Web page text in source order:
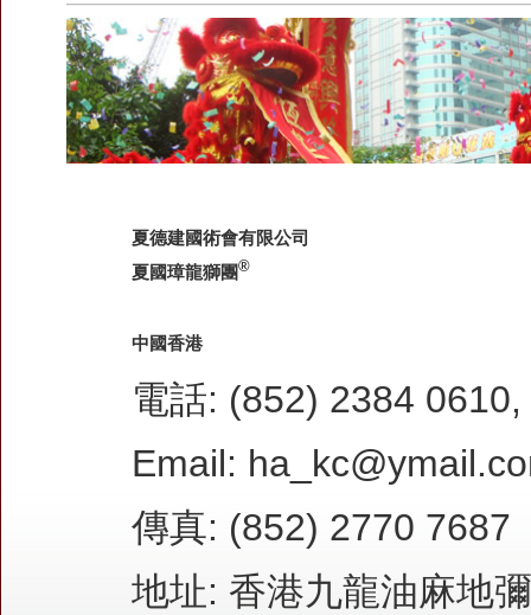
夏德建國術會有限公司
夏國璋龍獅團®
中國香港
電話: (852) 2384
Email:
傳真: (852) 2770 7687
地址: 香港九龍油麻地